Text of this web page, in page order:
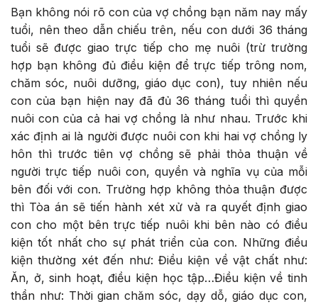
Bạn không nói rõ con của vợ chồng bạn năm nay mấy
tuổi, nên theo dẫn chiếu trên, nếu con dưới 36 tháng
tuổi sẽ được giao trực tiếp cho mẹ nuôi (trừ trường
hợp bạn không đủ điều kiện để trực tiếp trông nom,
chăm sóc, nuôi dưỡng, giáo dục con), tuy nhiên nếu
con của bạn hiện nay đã đủ 36 tháng tuổi thì quyền
nuôi con của cả hai vợ chồng là như nhau. Trước khi
xác định ai là người được nuôi con khi hai vợ chồng ly
hôn thì trước tiên vợ chồng sẽ phải thỏa thuận về
người trực tiếp nuôi con, quyền và nghĩa vụ của mỗi
bên đối với con. Trường hợp không thỏa thuận được
thì Tòa án sẽ tiến hành xét xử và ra quyết định giao
con cho một bên trực tiếp nuôi khi bên nào có điều
kiện tốt nhất cho sự phát triển của con. Những điều
kiện thường xét đến như: Điều kiện về vật chất như:
Ăn, ở, sinh hoạt, điều kiện học tập…Điều kiện về tinh
thần như: Thời gian chăm sóc, dạy dỗ, giáo dục con,